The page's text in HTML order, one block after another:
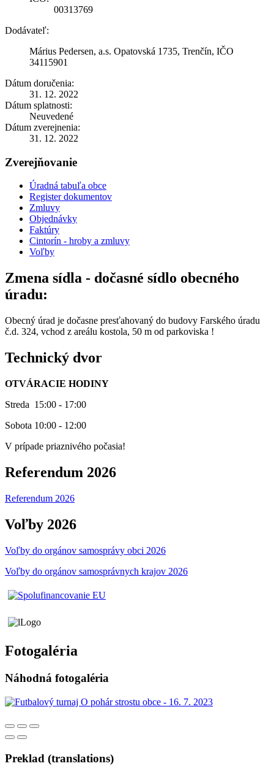
00313769
Dodávateľ:
Márius Pedersen, a.s. Opatovská 1735, Trenčín, IČO
34115901
Dátum doručenia:
31. 12. 2022
Dátum splatnosti:
Neuvedené
Dátum zverejnenia:
31. 12. 2022
Zverejňovanie
Úradná tabuľa obce
Register dokumentov
Zmluvy
Objednávky
Faktúry
Cintorín - hroby a zmluvy
Voľby
Zmena sídla - dočasné sídlo obecného
úradu:
Obecný úrad je dočasne presťahovaný do budovy Farského úradu
č.d. 324, vchod z areálu kostola, 50 m od parkoviska !
Technický dvor
OTVÁRACIE HODINY
Streda 15:00 - 17:00
Sobota 10:00 - 12:00
V prípade priaznivého počasia!
Referendum 2026
Referendum 2026
Voľby 2026
Voľby do orgánov samosprávy obci 2026
Voľby do orgánov samosprávnych krajov 2026
Fotogaléria
Náhodná fotogaléria
Preklad (translations)